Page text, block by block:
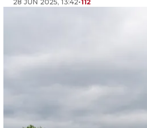
28 JUN 2025, 13:42•112